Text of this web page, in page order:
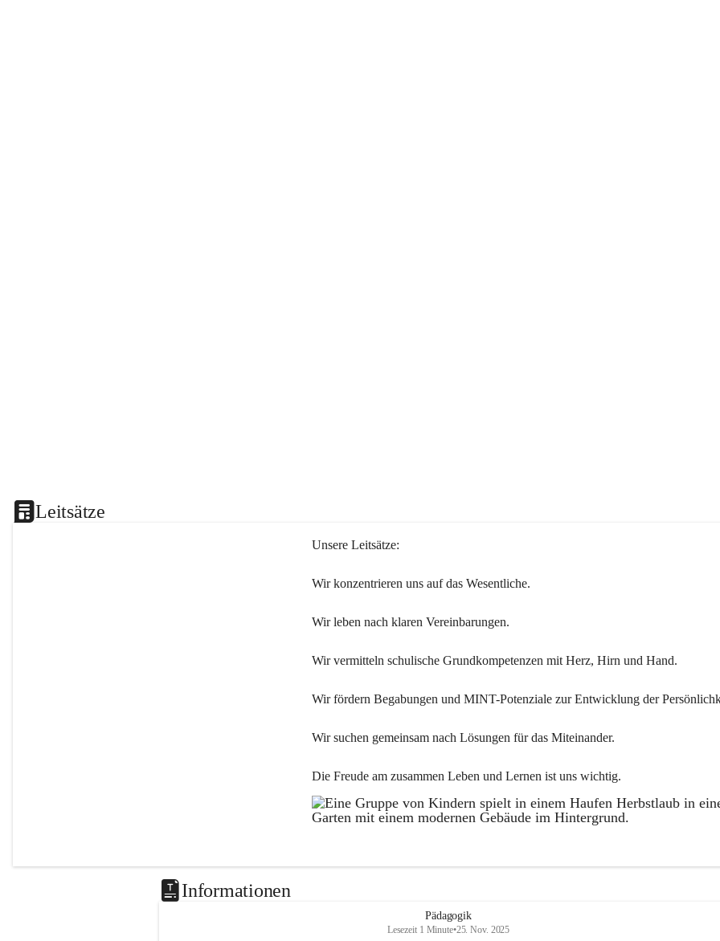
Leitsätze
Unsere Leitsätze:
Wir konzentrieren uns auf das Wesentliche.
Wir leben nach klaren Vereinbarungen.
Wir vermitteln schulische Grundkompetenzen mit Herz, Hirn und Hand.
Wir fördern Begabungen und MINT-Potenziale zur Entwicklung der
Wir suchen gemeinsam nach Lösungen für das Miteinander.
Die Freude am zusammen Leben und Lernen ist uns wichtig.
Informationen
Pädagogik
Lesezeit 1 Minute•25. Nov. 2025